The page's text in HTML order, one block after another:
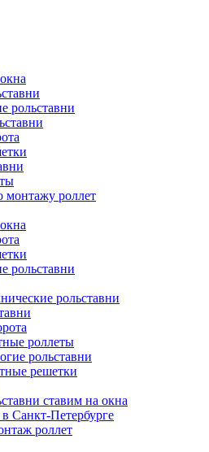
рольставни
монтажу роллет
рольставни
рольставни
роллеты
рольставни
решетки
ставим на окна
в Санкт-Петербурге
роллет